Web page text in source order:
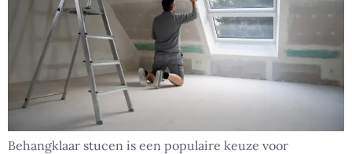
Behangklaar stucen is een populaire keuze voor